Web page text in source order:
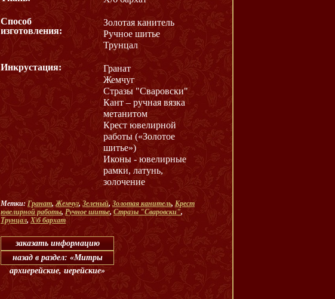
Способ
изготовления:
Золотая канитель
Ручное шитье
Трунцал
Инкрустация:
Гранат
Жемчуг
Стразы "Сваровски"
Кант – ручная вязка
метанитом
Крест ювелирной
работы («Золотое
шитье»)
Иконы - ювелирные
рамки, латунь,
золочение
Метки: Гранат,Жемчуг, Зеленый,Золотая канитель, Крест
ювелирной работы,Ручное шитье, Стразы "Сваровски",
Трунцал,Х\б бархат
заказать информацию
назад в раздел: «Митры
архиерейские, иерейские»